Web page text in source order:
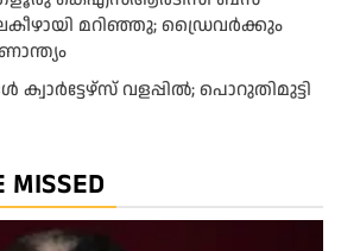
മറിഞ്ഞു; ഡ്രെെവർക്കും
ക്വാർട്ടേഴ്സ്‌ വളപ്പിൽ; പൊറുതിമുട്ടി
MISSED